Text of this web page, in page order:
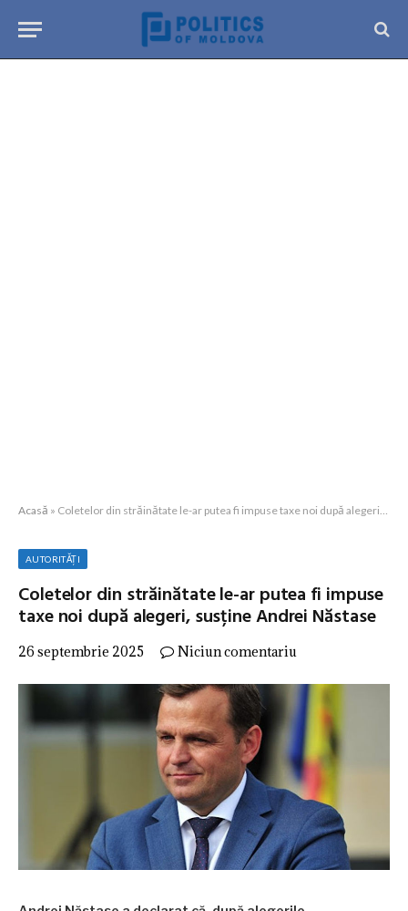
Acasă » Coletelor din străinătate le-ar putea fi impuse taxe noi după alegeri, susține Andrei Năstase
AUTORITĂȚI
Coletelor din străinătate le-ar putea fi impuse
taxe noi după alegeri, susține Andrei Năstase
26 septembrie 2025 Niciun comentariu